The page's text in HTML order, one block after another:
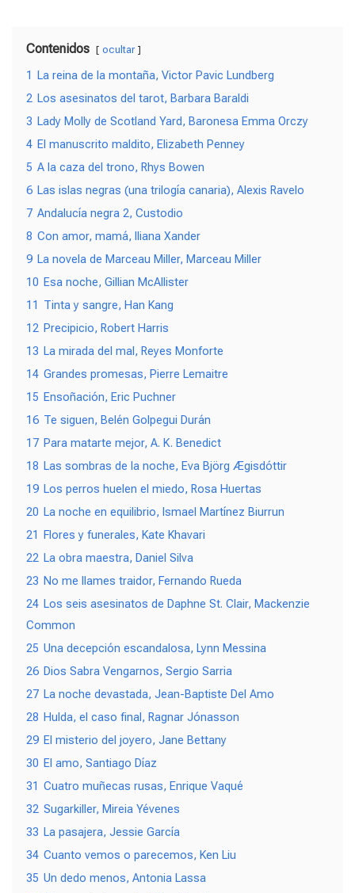
Contenidos ocultar
1
La reina de la montaña, Victor Pavic Lundberg
2 Los asesinatos del tarot, Barbara Baraldi
3 Lady Molly de Scotland Yard, Baronesa Emma Orczy
4 El manuscrito maldito, Elizabeth Penney
5 A la caza del trono, Rhys Bowen
6 Las islas negras (una trilogía canaria), Alexis Ravelo
7 Andalucía negra 2, Custodio
8 Con amor, mamá, Iliana Xander
9 La novela de Marceau Miller, Marceau Miller
10 Esa noche, Gillian McAllister
11 Tinta y sangre, Han Kang
12 Precipicio, Robert Harris
13 La mirada del mal, Reyes Monforte
14 Grandes promesas, Pierre Lemaitre
15 Ensoñación, Eric Puchner
16 Te siguen, Belén Golpegui Durán
17 Para matarte mejor, A. K. Benedict
18 Las sombras de la noche, Eva Björg Ægisdóttir
19 Los perros huelen el miedo, Rosa Huertas
20 La noche en equilibrio, Ismael Martínez Biurrun
21
Flores y funerales, Kate Khavari
22 La obra maestra, Daniel Silva
23 No me llames traidor, Fernando Rueda
24 Los seis asesinatos de Daphne St. Clair, Mackenzie
Common
25 Una decepción escandalosa, Lynn Messina
26 Dios Sabra Vengarnos, Sergio Sarria
27 La noche devastada, Jean-Baptiste Del Amo
28 Hulda, el caso final, Ragnar Jónasson
29 El misterio del joyero, Jane Bettany
30 El amo, Santiago Díaz
31 Cuatro muñecas rusas, Enrique Vaqué
32 Sugarkiller, Mireia Yévenes
33 La pasajera, Jessie García
34 Cuanto vemos o parecemos, Ken Liu
35 Un dedo menos, Antonia Lassa